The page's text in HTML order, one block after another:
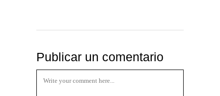
Publicar un comentario